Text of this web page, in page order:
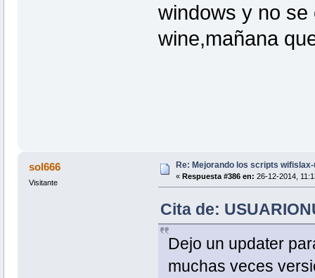
windows y no
wine,mañana
sol666
Visitante
Re: Mejorando los scripts
« Respuesta #386 en: 26-12-2014,
Cita de:
Dejo un updater
muchas veces